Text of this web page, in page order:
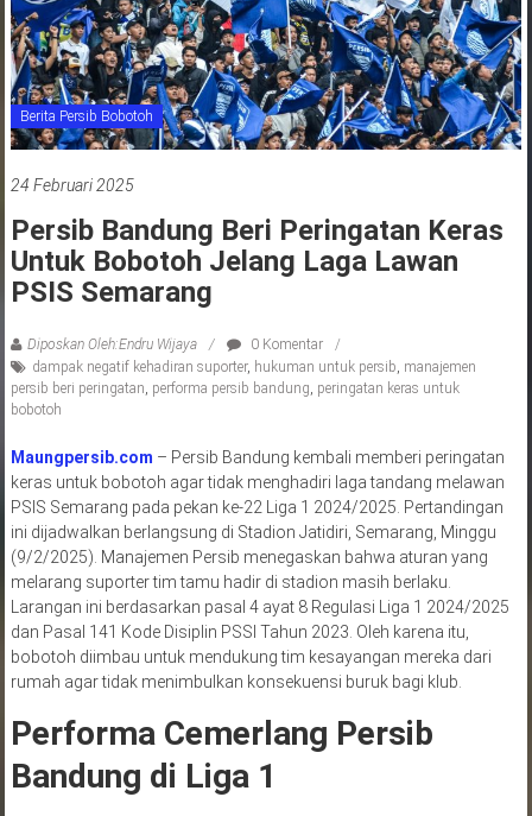
Berita Persib Bobotoh
24 Februari 2025
Persib Bandung Beri Peringatan Keras
Untuk Bobotoh Jelang Laga Lawan
PSIS Semarang
Diposkan Oleh:Endru Wijaya
0 Komentar
dampak negatif kehadiran suporter, hukuman untuk persib manajemen
persib beri peringatan performa persib bandung peringatan keras untuk
bobotoh
Maungpersib.com – Persib Bandung kembali memberi peringatan
keras untuk bobotoh agar tidak menghadiri laga tandang melawan
PSIS Semarang pada pekan ke-22 Liga 1 2024/2025. Pertandingan
ini dijadwalkan berlangsung di Stadion Jatidiri, Semarang, Minggu
(9/2/2025). Manajemen Persib menegaskan bahwa aturan yang
melarang suporter tim tamu hadir di stadion masih berlaku.
Larangan ini berdasarkan pasal 4 ayat 8 Regulasi Liga 1 2024/2025
dan Pasal 141 Kode Disiplin PSSI Tahun 2023. Oleh karena itu,
bobotoh diimbau untuk mendukung tim kesayangan mereka dari
rumah agar tidak menimbulkan konsekuensi buruk bagi klub.
Performa Cemerlang Persib
Bandung di Liga 1